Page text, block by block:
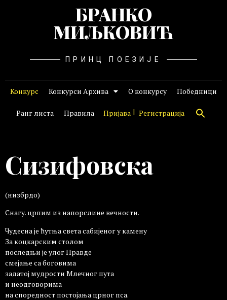
БРАНКО
МИЉКОВИЋ
ПРИНЦ ПОЕЗИЈЕ
Конкурс Конкурси Архива О конкурсу Победници
Ранг листа Правила Пријава Регистрација
Сизифовска
(низбрдо)
Снагу. црпим из напорслине вечности.
Чудесна је ћутња света сабијеног у камену
За коцкарским столом
последњи је улог Правде
смејање са боговима
задатој мудрости Млечног пута
и неодговорима
на споредност постојања црног пса.